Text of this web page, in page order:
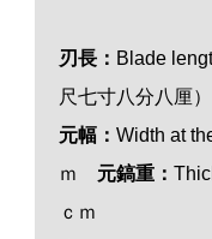
刃長： Blade
尺七寸八分八厘
元幅： Width at
ｍ 元鎬重：
ｃｍ